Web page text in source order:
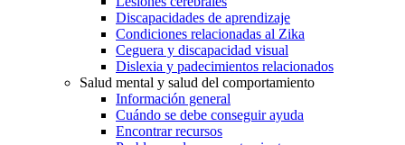
Discapacidades de aprendizaje
Condiciones relacionadas al Zika
Ceguera y discapacidad visual
Dislexia y padecimientos relacionados
Salud mental y salud del comportamiento
Información general
Cuándo se debe conseguir ayuda
Encontrar recursos